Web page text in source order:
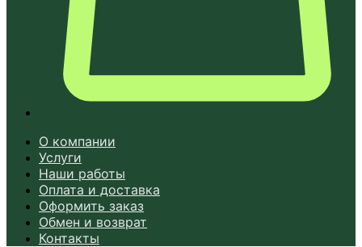
О компании
Услуги
Наши работы
Оплата и доставка
Оформить заказ
Обмен и возврат
Контакты